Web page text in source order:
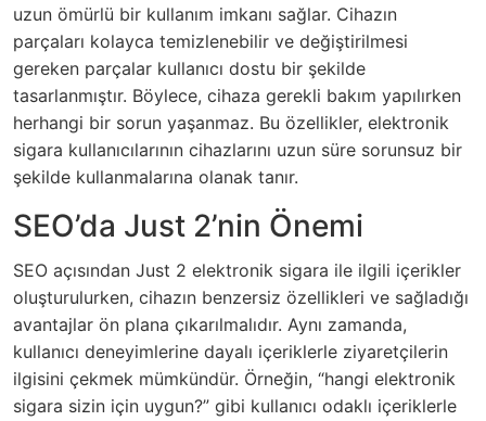
uzun ömürlü bir kullanım imkanı sağlar. Cihazın
parçaları kolayca temizlenebilir ve değiştirilmesi
gereken parçalar kullanıcı dostu bir şekilde
tasarlanmıştır. Böylece, cihaza gerekli bakım yapılırken
herhangi bir sorun yaşanmaz. Bu özellikler, elektronik
sigara kullanıcılarının cihazlarını uzun süre sorunsuz bir
şekilde kullanmalarına olanak tanır.
SEO’da Just 2’nin Önemi
SEO açısından Just 2 elektronik sigara ile ilgili içerikler
oluşturulurken, cihazın benzersiz özellikleri ve sağladığı
avantajlar ön plana çıkarılmalıdır. Aynı zamanda,
kullanıcı deneyimlerine dayalı içeriklerle ziyaretçilerin
ilgisini çekmek mümkündür. Örneğin, “hangi elektronik
sigara sizin için uygun?” gibi kullanıcı odaklı içeriklerle